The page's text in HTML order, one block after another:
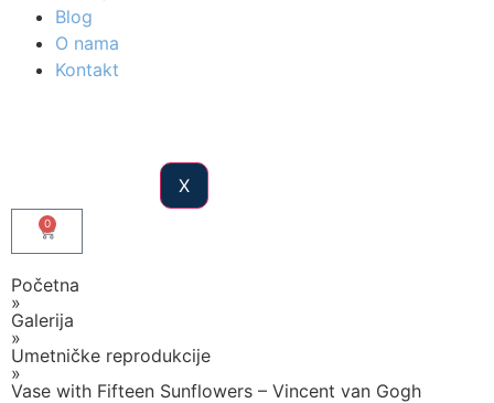
Blog
O nama
Kontakt
X
0
Početna
»
Galerija
»
Umetničke reprodukcije
»
Vase with Fifteen Sunflowers – Vincent van Gogh